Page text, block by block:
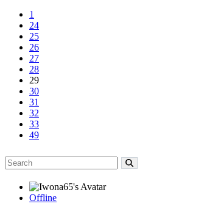
1
24
25
26
27
28
29
30
31
32
33
49
Offline